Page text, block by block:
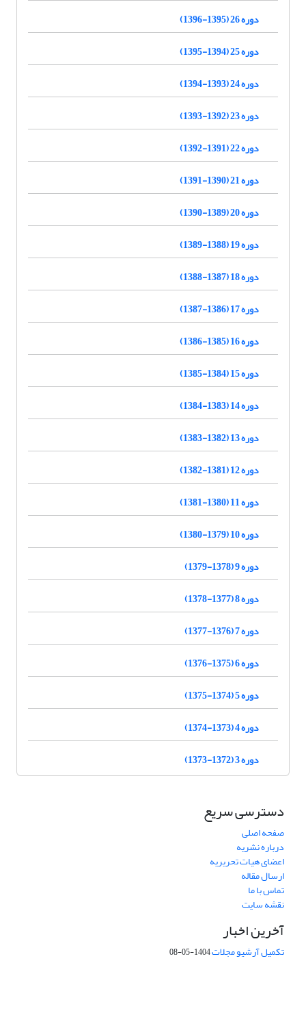
دوره 26 (1395-1396)
دوره 25 (1394-1395)
دوره 24 (1393-1394)
دوره 23 (1392-1393)
دوره 22 (1391-1392)
دوره 21 (1390-1391)
دوره 20 (1389-1390)
دوره 19 (1388-1389)
دوره 18 (1387-1388)
دوره 17 (1386-1387)
دوره 16 (1385-1386)
دوره 15 (1384-1385)
دوره 14 (1383-1384)
دوره 13 (1382-1383)
دوره 12 (1381-1382)
دوره 11 (1380-1381)
دوره 10 (1379-1380)
دوره 9 (1378-1379)
دوره 8 (1377-1378)
دوره 7 (1376-1377)
دوره 6 (1375-1376)
دوره 5 (1374-1375)
دوره 4 (1373-1374)
دوره 3 (1372-1373)
دسترسی سریع
صفحه اصلی
درباره نشریه
اعضای هیات تحریریه
ارسال مقاله
تماس با ما
نقشه سایت
آخرین اخبار
تکمیل آرشیو مجلات1404-05-08